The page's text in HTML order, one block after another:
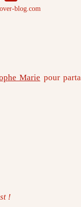
blog.com
Marie pour
!